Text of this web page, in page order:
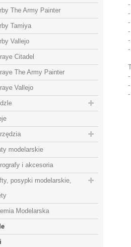
The Army Painter
Tamiya
Vallejo
Citadel
The Army Painter
Vallejo
modelarskie
i akcesoria
posypki modelarskie,
Modelarska